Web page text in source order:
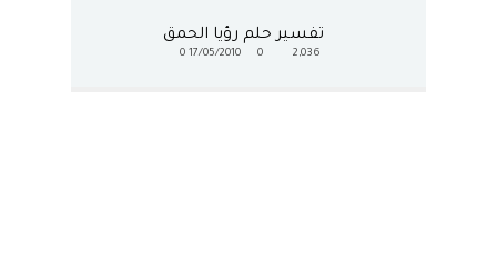
تفسير حلم رؤيا الحمق
2,036
0
17/05/2010
0